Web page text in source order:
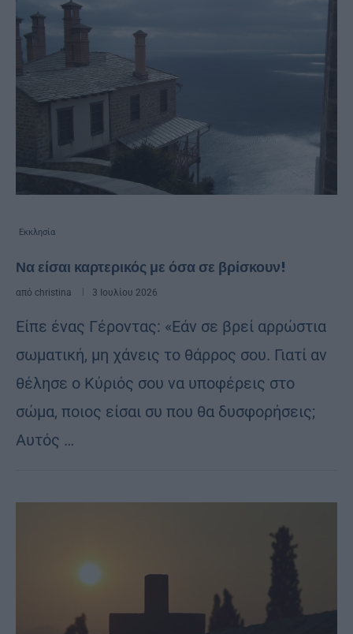
Εκκλησία
Να είσαι καρτερικός με όσα σε βρίσκουν!
από christina 3 Ιουλίου 2026
Είπε ένας Γέροντας: «Εάν σε βρεί αρρώστια
σωματική, μη χάνεις το θάρρος σου. Γιατί αν
θέλησε ο Κύριός σου να υποφέρεις στο
σώμα, ποιος είσαι συ που θα δυσφορήσεις;
Αυτός …